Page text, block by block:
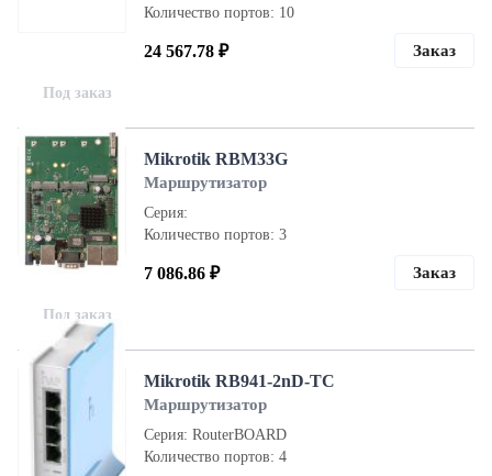
Под заказ
Количество портов: 10
24 567.78 ₽ Заказ
Под заказ
Mikrotik RBM33G
Маршрутизатор
Серия:
Количество портов: 3
7 086.86 ₽ Заказ
Mikrotik RB941-2nD-TC
Маршрутизатор
Серия: RouterBOARD
Количество портов: 4